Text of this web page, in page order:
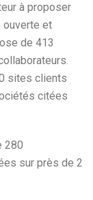
à proposer
ouverte et
de 413
sites clients
citées
280
sur près de 2